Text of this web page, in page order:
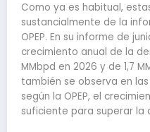
Como ya es habitual,
sustancialmente de la
OPEP. En su informe de
crecimiento anual de la
MMbpd en 2026 y de 1,7
también se observa en
según la OPEP, el
suficiente para superar la